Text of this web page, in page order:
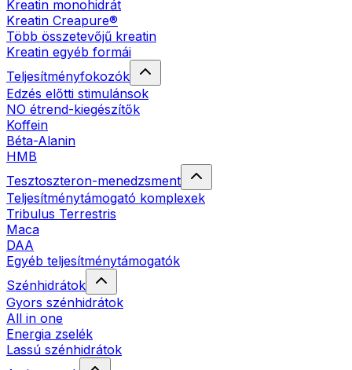
Kreatin monohidrát
Kreatin Creapure®
Több összetevőjű kreatin
Kreatin egyéb formái
Teljesítményfokozók
Edzés előtti stimulánsok
NO étrend-kiegészítők
Koffein
Béta-Alanin
HMB
Tesztoszteron-menedzsment
Teljesítménytámogató komplexek
Tribulus Terrestris
Maca
DAA
Egyéb teljesítménytámogatók
Szénhidrátok
Gyors szénhidrátok
All in one
Energia zselék
Lassú szénhidrátok